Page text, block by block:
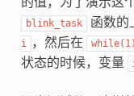
blink_task 函数的
i ，然后在 while(1)
状态的时候，变量